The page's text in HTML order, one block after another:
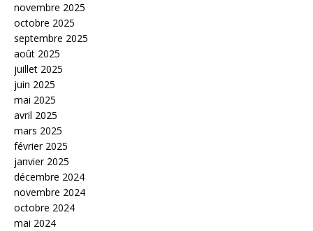
novembre 2025
octobre 2025
septembre 2025
août 2025
juillet 2025
juin 2025
mai 2025
avril 2025
mars 2025
février 2025
janvier 2025
décembre 2024
novembre 2024
octobre 2024
mai 2024